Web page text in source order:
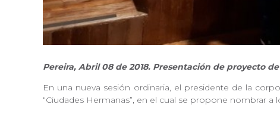
Pereira, Abril 08 de 2018. Presentación de proyecto
En una nueva sesión ordinaria, el presidente de la
“Ciudades Hermanas”, en el cual se propone nombrar